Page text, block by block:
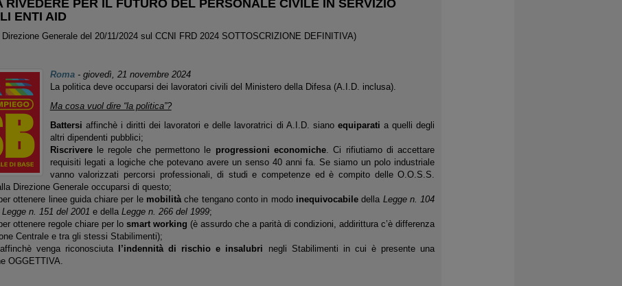
RIVEDERE PER IL FUTURO DEL PERSONALE CIVILE IN SERVIZIO
ENTI AID
Generale del 20/11/2024 sul CCNI FRD 2024 SOTTOSCRIZIONE DEFINITIVA)
Roma- giovedì, 21 novembre 2024
La politica deve occuparsi dei lavoratori civili del Ministero della Difesa (A.I.D. inclusa).
Ma cosa vuol dire “la politica”?
Battersi affinchè i diritti dei lavoratori e delle lavoratrici di A.I.D. siano equiparati a quelli degli
altri dipendenti pubblici;
Riscriverele regole che permettono le progressioni economiche. Ci rifiutiamo di accettare
requisiti legati a logiche che potevano avere un senso 40 anni fa. Se siamo un polo industriale
vanno valorizzati percorsi professionali, di studi e competenze ed è compito delle O.O.S.S.
Direzione Generale occuparsi di questo;
ottenere linee guida chiare per le mobilitàche tengano conto in modo inequivocabiledella Legge n. 104
Legge n. 151 del 2001 e della Legge n. 266 del 1999;
ottenere regole chiare per lo smart working (è assurdo che a parità di condizioni, addirittura c’è differenza
Centrale e tra gli stessi Stabilimenti);
affinchè venga riconosciuta l’indennità di rischio e insalubri negli Stabilimenti in cui è presente una
OGGETTIVA.